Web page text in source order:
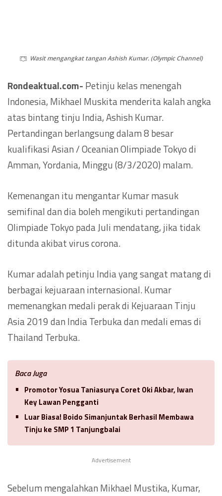
Wasit mengangkat tangan Ashish Kumar. (Olympic Channel)
Rondeaktual.com- Petinju kelas menengah
Indonesia, Mikhael Muskita menderita kalah angka
atas bintang tinju India, Ashish Kumar.
Pertandingan berlangsung dalam 8 besar
kualifikasi Asian / Oceanian Olimpiade Tokyo di
Amman, Yordania, Minggu (8/3/2020) malam.
Kemenangan itu mengantar Kumar masuk
semifinal dan dia boleh mengikuti pertandingan
Olimpiade Tokyo pada Juli mendatang, jika tidak
ditunda akibat virus corona.
Kumar adalah petinju India yang sangat matang di
berbagai kejuaraan internasional. Kumar
memenangkan medali perak di Kejuaraan Tinju
Asia 2019 dan India Terbuka dan medali emas di
Thailand Terbuka.
Baca Juga
Promotor Yosua Taniasurya Coret Oki Akbar, Iwan
Key Lawan Pengganti
Luar Biasa! Boido Simanjuntak Berhasil Membawa
Tinju ke SMP 1 Tanjungbalai
Advertisement
Sebelum mengalahkan Mikhael Mustika, Kumar,